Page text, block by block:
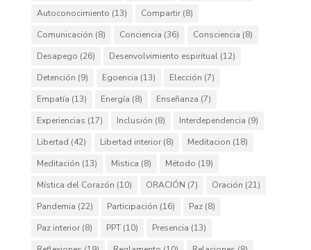
Autoconocimiento (13) Compartir(8)
Comunicación (8) Conciencia (36) Consciencia (8)
Desapego (26) Desenvolvimiento espiritual(12)
Detención (9) Egoencia (13) Elección (7)
Empatía (13) Energía (8) Enseñanza (7)
Experiencias (17) Inclusión (8) Interdependencia (9)
Libertad (42) Libertad interior(8) Meditacion (18)
Meditación (13) Mistica (8) Método (19)
Mística del Corazón (10) ORACIÓN (7) Oración (21)
Pandemia (22) Participación (16) Paz(8)
Paz interior(8) PPT(10) Presencia (13)